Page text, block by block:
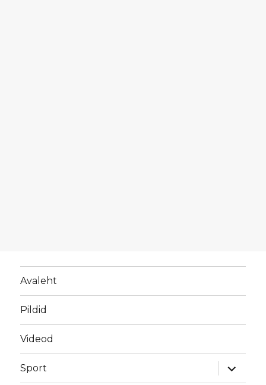
Avaleht
Pildid
Videod
Sport
laienda